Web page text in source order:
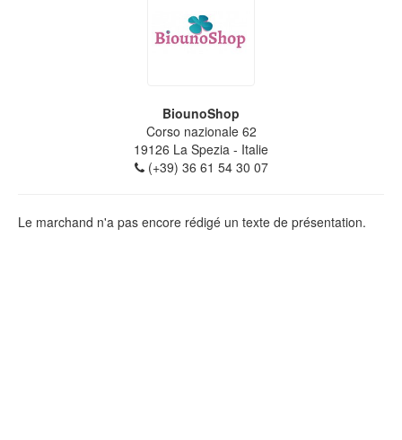
BiounoShop
Corso nazionale 62
19126 La Spezia - Italie
(+39) 36 61 54 30 07
Le marchand n'a pas encore rédigé un texte de présentation.